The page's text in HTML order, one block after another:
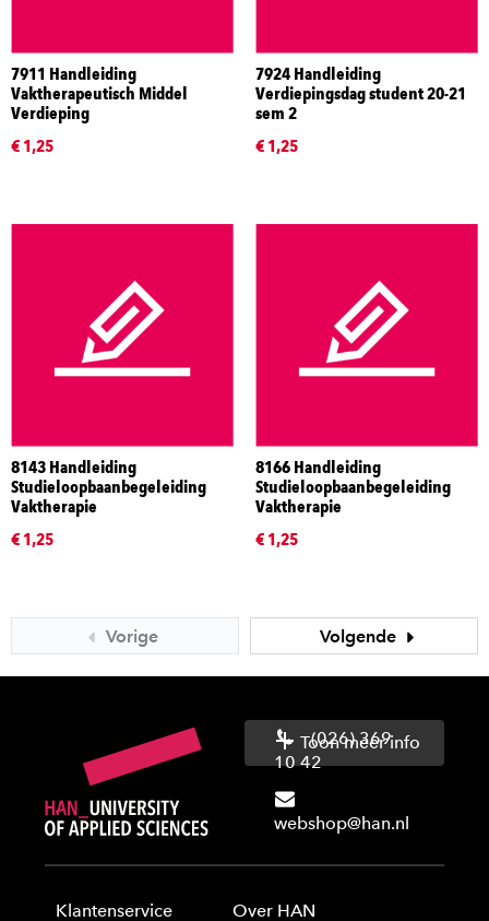
7911 Handleiding
Vaktherapeutisch Middel
Verdieping
€ 1,25
7924 Handleiding
Verdiepingsdag student 20-21
sem 2
€ 1,25
8143 Handleiding
Studieloopbaanbegeleiding
Vaktherapie
€ 1,25
8166 Handleiding
Studieloopbaanbegeleiding
Vaktherapie
€ 1,25
Vorige Volgende
(026) 369
10 42
webshop@han.nl
Toon meer info
Klantenservice Over HAN